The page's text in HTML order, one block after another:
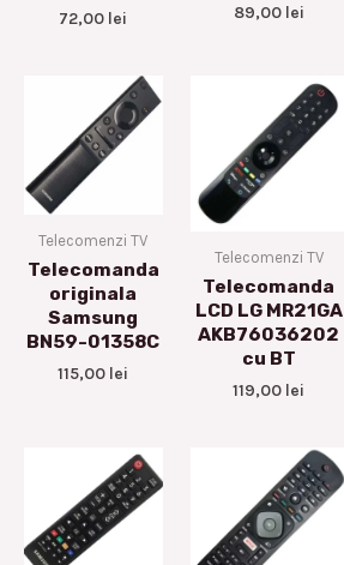
72,00 lei 89,00 lei
Telecomenzi TV
Telecomanda
originala
Samsung
BN59-01358C
115,00 lei
Telecomenzi TV
Telecomanda
LCD LG MR21GA
AKB76036202
cu BT
119,00 lei